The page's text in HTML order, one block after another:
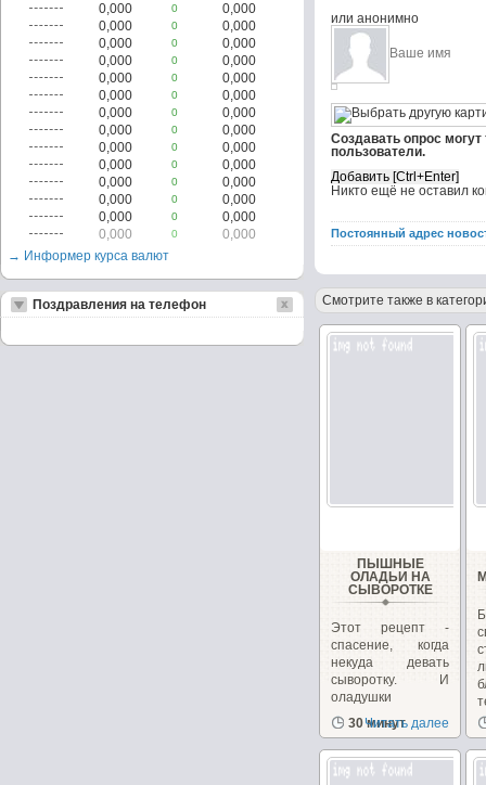
или анонимно
Создавать опрос
пользователи.
Никто ещё не оставил
Постоянный адрес
Смотрите также в
ПЫШНЫЕ
ОЛАДЬИ НА
СЫВОРОТКЕ
Этот рецепт -
спасение, когда
некуда девать
сыворотку. И
оладушки
получаются...
30 минут
Читать далее
0,000 0
0,000
0,000
0
0,000
0,000
0
0,000
0,000
0
0,000
0,000
0
0,000
0,000
0
0,000
0,000
0
0,000
0,000
0
0,000
0,000
0
0,000
0,000
0
0,000
0,000
0
0,000
0,000
0
0,000
0,000
0
0,000
0,000
0
0,000
→ Информер курса валют
Поздравления на телефон